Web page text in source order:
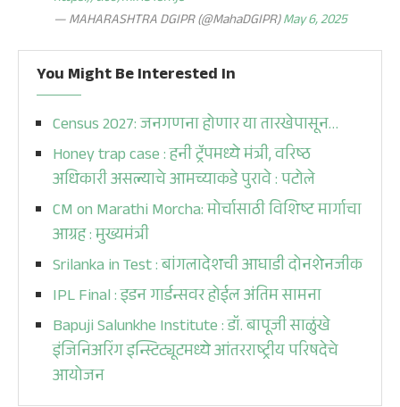
— MAHARASHTRA DGIPR (@MahaDGIPR)May 6, 2025
You Might Be Interested In
Census 2027: जनगणना होणार या तारखेपासून…
Honey trap case : हनी ट्रॅपमध्ये मंत्री, वरिष्ठ
अधिकारी असल्याचे आमच्याकडे पुरावे : पटोले
CM on Marathi Morcha: मोर्चासाठी विशिष्ट मार्गाचा
आग्रह : मुख्यमंत्री
Srilanka in Test : बांगलादेशची आघाडी दोनशेनजीक
IPL Final : इडन गार्डन्सवर होईल अंतिम सामना
Bapuji Salunkhe Institute : डॉ. बापूजी साळुंखे
इंजिनिअरिंग इन्स्टिट्यूटमध्ये आंतरराष्ट्रीय परिषदेचे
आयोजन